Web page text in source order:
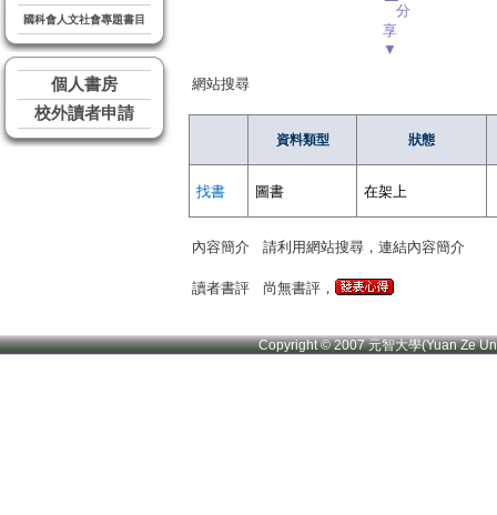
國科會人文社會專題書目
個人書房
校外讀者申請
分
享
▼
網站搜尋
資料類型 狀態
找書 圖書 在架上
內容簡介 請利用網站搜尋，連結內容簡介
讀者書評 尚無書評，
Copyright © 2007 元智大學(Yuan Ze